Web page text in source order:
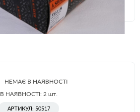
НЕМАЄ В НАЯВНОСТІ
В НАЯВНОСТІ: 2 шт.
АРТИКУЛ: 50517